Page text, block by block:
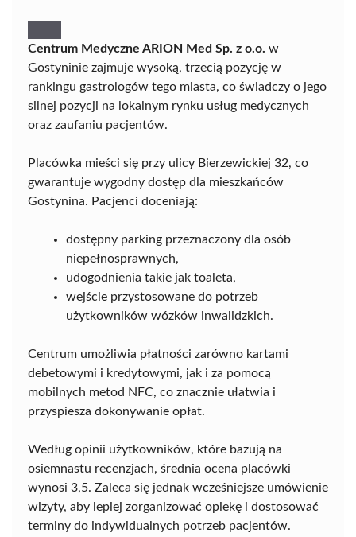
Centrum Medyczne ARION Med Sp. z o.o. w
Gostyninie zajmuje wysoką, trzecią pozycję w
rankingu gastrologów tego miasta, co świadczy o jego
silnej pozycji na lokalnym rynku usług medycznych
oraz zaufaniu pacjentów.
Placówka mieści się przy ulicy Bierzewickiej 32, co
gwarantuje wygodny dostęp dla mieszkańców
Gostynina. Pacjenci doceniają:
dostępny parking przeznaczony dla osób
niepełnosprawnych,
udogodnienia takie jak toaleta,
wejście przystosowane do potrzeb
użytkowników wózków inwalidzkich.
Centrum umożliwia płatności zarówno kartami
debetowymi i kredytowymi, jak i za pomocą
mobilnych metod NFC, co znacznie ułatwia i
przyspiesza dokonywanie opłat.
Według opinii użytkowników, które bazują na
osiemnastu recenzjach, średnia ocena placówki
wynosi 3,5. Zaleca się jednak wcześniejsze umówienie
wizyty, aby lepiej zorganizować opiekę i dostosować
terminy do indywidualnych potrzeb pacjentów.